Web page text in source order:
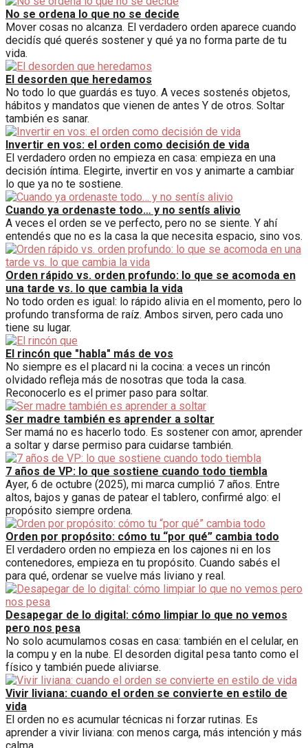
No se ordena lo que no se decide
Mover cosas no alcanza. El verdadero orden aparece cuando
decidís qué querés sostener y qué ya no forma parte de tu
vida.
El desorden que heredamos
No todo lo que guardás es tuyo. A veces sostenés objetos,
hábitos y mandatos que vienen de antes Y de otros. Soltar
también es sanar.
Invertir en vos: el orden como decisión de vida
El verdadero orden no empieza en casa: empieza en una
decisión íntima. Elegirte, invertir en vos y animarte a cambiar
lo que ya no te sostiene.
Cuando ya ordenaste todo… y no sentís alivio
A veces el orden se ve perfecto, pero no se siente. Y ahí
entendés que no es la casa la que necesita espacio, sino vos.
Orden rápido vs. orden profundo: lo que se acomoda en
una tarde vs. lo que cambia la vida
No todo orden es igual: lo rápido alivia en el momento, pero lo
profundo transforma de raíz. Ambos sirven, pero cada uno
tiene su lugar.
El rincón que "habla" más de vos
No siempre es el placard ni la cocina: a veces un rincón
olvidado refleja más de nosotras que toda la casa.
Reconocerlo es el primer paso para soltar.
Ser madre también es aprender a soltar
Ser mamá no es hacerlo todo. Es sostener con amor, aprender
a soltar y darse permiso para cuidarse también.
7 años de VP: lo que sostiene cuando todo tiembla
Ayer, 6 de octubre (2025), mi marca cumplió 7 años. Entre
altos, bajos y ganas de patear el tablero, confirmé algo: el
propósito siempre ordena.
Orden por propósito: cómo tu “por qué” cambia todo
El verdadero orden no empieza en los cajones ni en los
contenedores, empieza en tu propósito. Cuando sabés el
para qué, ordenar se vuelve más liviano y real.
Desapegar de lo digital: cómo limpiar lo que no vemos
pero nos pesa
No solo acumulamos cosas en casa: también en el celular, en
la compu y en la nube. El desorden digital pesa tanto como el
físico y también puede aliviarse.
Vivir liviana: cuando el orden se convierte en estilo de
vida
El orden no es acumular técnicas ni forzar rutinas. Es
aprender a vivir liviana: con menos carga, más intención y más